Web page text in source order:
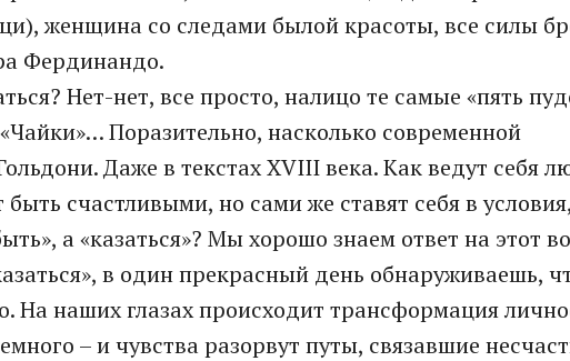
женщина со следами былой красоты, все силы
Фердинандо.
Нет-нет, все просто, налицо те самые «пять
Поразительно, насколько современной
Даже в текстах XVIII века. Как ведут себя
быть счастливыми, но сами же ставят себя в
а «казаться»? Мы хорошо знаем ответ на этот
в один прекрасный день обнаруживаешь,
На наших глазах происходит трансформация
– и чувства разорвут путы, связавшие